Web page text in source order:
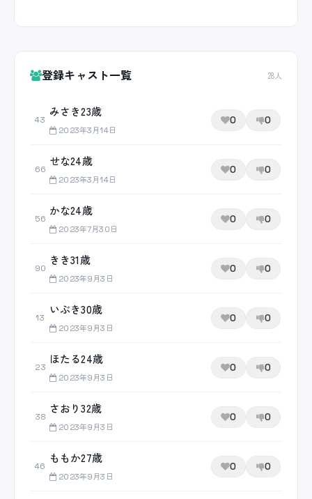
登録キャスト一覧 28人
43
みさき23歳
2023年3月14日
0 0
66
せな24歳
2023年3月14日
0 0
56
かな24歳
2023年7月30日
0 0
90
きき31歳
2023年9月3日
0 0
13
いぶき30歳
2023年9月3日
0 0
23
ほたる24歳
2023年9月3日
0 0
38
さおり32歳
2023年9月3日
0 0
46
ももか27歳
2023年9月3日
0 0